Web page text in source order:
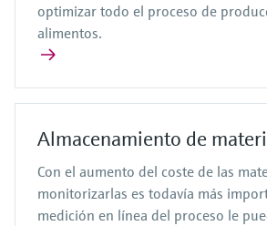
optimizar todo el proceso de
alimentos.
Almacenamiento de
Con el aumento del coste de las
monitorizarlas es todavía más
medición en línea del proceso le